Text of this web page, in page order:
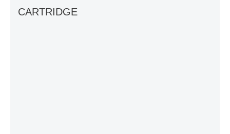
CARTRIDGE